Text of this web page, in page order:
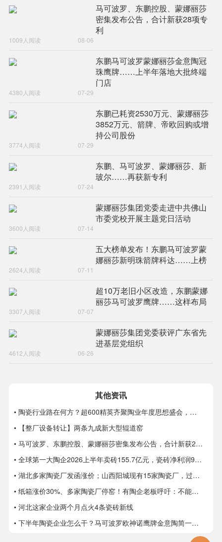
建筑陶瓷薄型化的应用方面得到进一步拓展，突破了建筑陶瓷产品
的传统应用领域，为国内建筑陶瓷行业进一步转型升级开辟了新的
编国家、行业、地方、团体标准49项，已获专利授权892件，其中
发明专利145件（含PCT5件）、实用新型专利127件、外观设计
620件。
瓷艺画、陶瓷大板、陶瓷岩板等创新产品。其中，2007年推出的
1800×900×5.5(mm)大规格陶瓷薄板是建陶行业30多年来具有革命
性意义的一款创新产品，推动行业绿色升级，获得中国建筑材料科
学技术奖科技进步一等奖等荣誉；2019年引进国产36000吨压机，
实现3600×1600×15.5(mm)大规格陶瓷岩板的量产，推动中国大规
格岩板逐步走向独立生产的局面；2021年3月，蒙娜丽莎集团推出
9000×1800×10.5（mm）更大规格的陶瓷大板，实现了中国陶瓷
大板的新高度。
秉承“把每一片瓷砖打造成艺术精品，让蒙娜丽莎的微笑进入千家
万户”的质量文化，蒙娜丽莎独创建筑陶瓷与艺术、绿色、智能相
融合的蒙娜丽莎质量管理模式，简称“三美模式”。凭借技术创新、
服务创新、营销创新、工艺创新、管理模式创新，蒙娜丽莎集团先
后获得2015年度佛山市政府质量奖和广东省政府质量奖、2018年
第三届中国质量奖提名奖。与此同时，蒙娜丽莎集团在标准化管理
上走在行业前沿，实施ISO9001质量管理体系、ISO14001环境管
理体系、ISO50001能源管理体系、ISO450001职业健康安全管理
马可波罗、东鹏控股、蒙娜丽莎
密集发布公告，合计新获28项专
利
1009人阅读 08-06
东鹏马可波罗蒙娜丽莎金意陶冠
珠鹰牌……上半年落地大批终端
门店
4380人阅读 07-29
东鹏已耗资2530万元、蒙娜丽莎
3852万元、箭牌、帝欧回购或增
持公司股份
3774人阅读 07-29
东鹏、马可波罗、蒙娜丽莎、新
玻尔……再获新专利
2391人阅读 07-24
蒙娜丽莎集团党委走进中共佛山
市委党校开展主题党日活动
3600人阅读 07-14
五大榜单发布！东鹏马可波罗蒙
娜丽莎新明珠箭牌科达……上榜
2624人阅读 07-11
超10万老旧小区改造，东鹏蒙娜
丽莎马可波罗鹰牌……这样布局
3307人阅读 07-07
蒙娜丽莎集团党委获评广东省先
进基层党组织
4612人阅读 06-26
其他资讯
• 陶瓷行业路在何方？超600精英齐聚陶业年度思想盛会，樊纲、何乾、龙建刚献智破局
• 【整厂设备转让】两条九成新大型辊道窑
• 马可波罗、东鹏控股、蒙娜丽莎密集发布公告，合计新获28项专利
• 全球第一大陶企2026上半年卖砖155.7亿元，瓷砖净利润9.8亿元
• 湖北多家陶瓷厂发函涨价；山西阳城现有15家陶瓷厂，过去两年火热技改
• 纸箱涨价30%、多家陶瓷厂停窑！有陶企老板呼吁：不能再扩产能了
• 河北这家企业两个月点火4条瓷砖新线
• 下半年陶瓷企业怎么干？马可波罗欧神诺鹰牌金意陶简一箭牌新锦成宏宇太阳瑞阳……